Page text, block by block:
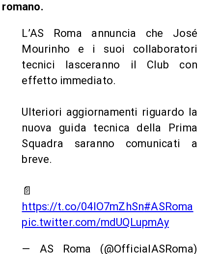
romano.
L’AS Roma annuncia che José
Mourinho e i suoi collaboratori
tecnici lasceranno il Club con
effetto immediato.
Ulteriori aggiornamenti riguardo la
nuova guida tecnica della Prima
Squadra saranno comunicati a
breve.
📄
https://t.co/04lO7mZhSn#ASRoma
pic.twitter.com/mdUQLupmAy
— AS Roma (@OfficialASRoma)